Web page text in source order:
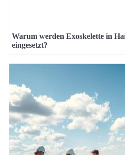
Warum werden Exoskelette in
eingesetzt?